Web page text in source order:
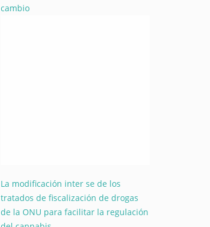
cambio
La modificación inter se de los
tratados de fiscalización de drogas
de la ONU para facilitar la regulación